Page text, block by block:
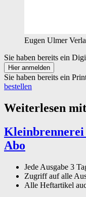
Eugen Ulmer
Sie haben bereits ein
Sie haben bereits ein
bestellen
Weiterlesen
Abo
Jede Ausgabe 3
Zugriff auf alle
Alle Heftartikel